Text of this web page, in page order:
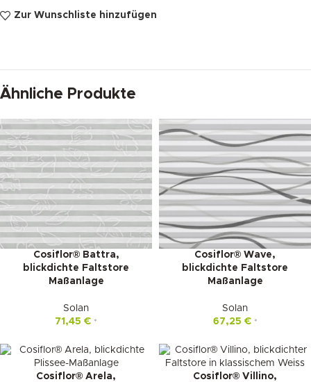
Zur Wunschliste hinzufügen
Ähnliche Produkte
Cosiflor® Battra,
blickdichte Faltstore
Maßanlage
Solan
71,45 € *
Cosiflor® Wave,
blickdichte Faltstore
Maßanlage
Solan
67,25 € *
Cosiflor® Arela, Cosiflor® Villino,